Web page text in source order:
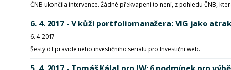
ČNB ukončila intervence. Žádné překvapení to není, z pohledu ČNB,
6. 4. 2017 - V kůži portfoliomanažera: VIG jako
6. 4. 2017
Šestý díl pravidelného investičního seriálu pro Investiční web.